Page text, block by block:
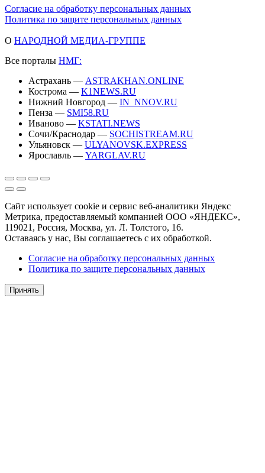
Согласие на обработку персональных данных
Политика по защите персональных данных
О НАРОДНОЙ МЕДИА-ГРУППЕ
Все порталы НМГ:
Астрахань — ASTRAKHAN.ONLINE
Кострома — K1NEWS.RU
Нижний Новгород — IN_NNOV.RU
Пенза — SMI58.RU
Иваново — KSTATI.NEWS
Сочи/Краснодар — SOCHISTREAM.RU
Ульяновск — ULYANOVSK.EXPRESS
Ярославль — YARGLAV.RU
Сайт использует cookie и сервис веб-аналитики Яндекс
Метрика, предоставляемый компанией ООО «ЯНДЕКС»,
119021, Россия, Москва, ул. Л. Толстого, 16.
Оставаясь у нас, Вы соглашаетесь с их обработкой.
Согласие на обработку персональных данных
Политика по защите персональных данных
Принять